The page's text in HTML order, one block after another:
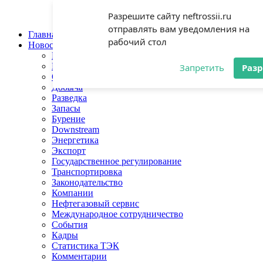
Разрешите сайту neftrossii.ru
отправлять вам уведомления на
рабочий стол
Запретить
Главная
Новости
Нефть
Газ
Отрасль
Добыча
Разведка
Запасы
Бурение
Downstream
Энергетика
Экспорт
Государственное регулирование
Транспортировка
Законодательство
Компании
Нефтегазовый сервис
Международное сотрудничество
События
Кадры
Статистика ТЭК
Комментарии